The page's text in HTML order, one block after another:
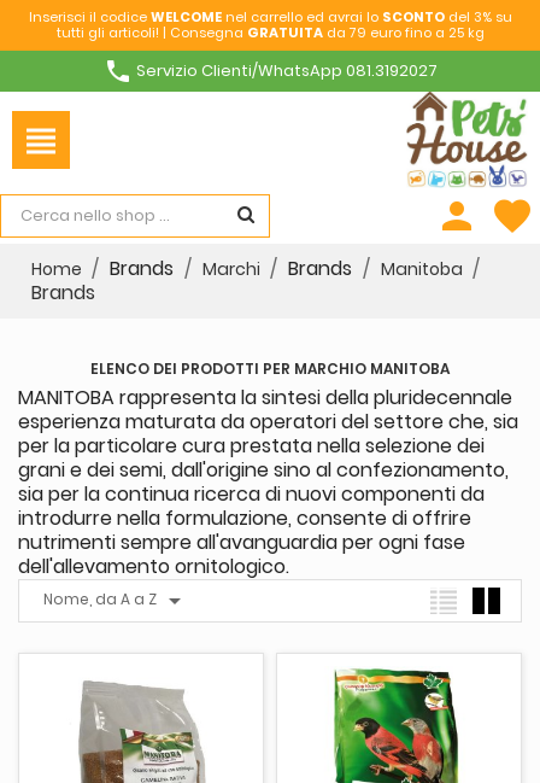
Inserisci il codiceWELCOMEnel carrello ed avrai lo SCONTOdel 3% su
tutti gli articoli! | Consegna GRATUITAda 79 euro fino a 25 kg
phone Servizio Clienti/WhatsApp 081.3192027
view_headline
person favorite
Home Brands Marchi Brands Manitoba
Brands
ELENCO DEI PRODOTTI PER MARCHIO MANITOBA
MANITOBA rappresenta la sintesi della pluridecennale
esperienza maturata da operatori del settore che, sia
per la particolare cura prestata nella selezione dei
grani e dei semi, dall'origine sino al confezionamento,
sia per la continua ricerca di nuovi componenti da
introdurre nella formulazione, consente di offrire
nutrimenti sempre all'avanguardia per ogni fase
dell'allevamento ornitologico.
Nome, da A a Z 